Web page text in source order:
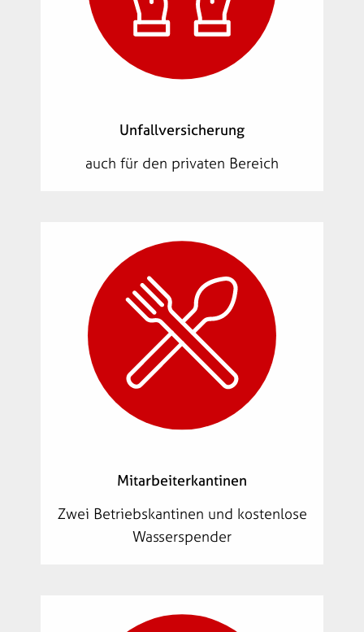
Unfallversicherung
auch für den privaten Bereich
Mitarbeiterkantinen
Zwei Betriebskantinen und kostenlose
Wasserspender